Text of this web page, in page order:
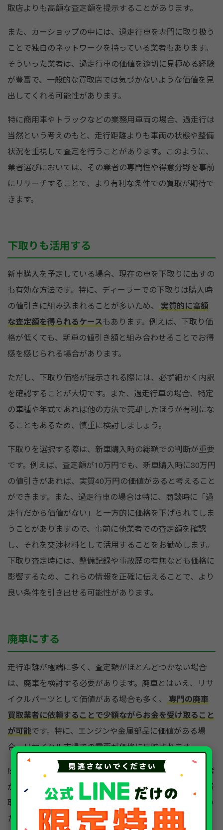
取店よりも高額な査定額を提示することがあります。
また、カーショップの中には、過走行車を専門に取り扱う
ことで独自のネットワークを持っている業者もあります。
そういった業者は、過走行車の価値を適切に見極める経験
が豊富で、一般的な買取店では気づかないような価値を見
出してくれる可能性があります。
特に商用車やトラックなどの業務用車両の場合、過走行は
当然という考えのもと、走行距離よりも車両の状態や整備
状況を重視して査定を行うことがあります。このように、
業者選びにおいては、その業者の専門性や得意分野を事前
にリサーチすることで、より有利な条件での買取が期待で
きます。
下取りも活用する
新車購入を予定している場合、現在の車を下取りに出すの
も有効な方法です。特に、ディーラーでの下取りは購入時
の値引きに組み込まれることが多いため、
実質的に高額
な査定額を得られるケースもあります。例えば、下取り価
格が低くても、新車の値引き額と組み合わせることでお得
感を感じられる場合があります。
ただし、下取り価格が提示される際には、必ず細かく内訳
を確認することが大切です。また、過走行車の場合、特定
の車種や年式であれば他の方法で売却したほうが有利にな
ることもあるため、慎重に検討しましょう。
下取りを選択する際は、新車購入時の総額での判断が重要
です。例えば、査定額が10万円でも、新車購入時に30万円
の値引きがあれば、実質40万円の価値があると考えること
ができます。また、過走行車の場合は特に、商談時に「過
走行だから価値がない」と一方的に価格を下げられてしま
うことがありますので、事前に他業者での査定額を確認
し、それを交渉材料として活用することをお勧めします。
下取り査定時には、整備記録や事故歴の有無なども価格に
影響するため、これらの情報を正確に伝えることで、より
良い条件を引き出せる可能性があります。
廃車にする
走行距離が極端に多く、査定額がほとんどつかない場合
は、廃車を検討する必要があります。廃車とはいえ、リサ
イクルパーツとして価値がある場合も多く、
専門の廃車
買取業者に依頼することで少額ながらお金を受け取ること
が可能です。特に、エンジンや金属部品に価値がある場
合、リサイクル市場での需要が価格に反映されます。
廃車手続きは複雑に思えるかもしれませんが、多くの業者
が無料で手続きを代行してくれるでしょう。また、廃車買
取業者によっては車の引き取り費用も無料のところが多い
ため、費用をかけずに処分できます。